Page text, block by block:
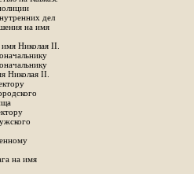
дел
на имя
Николая II.
Николая II.
на имя